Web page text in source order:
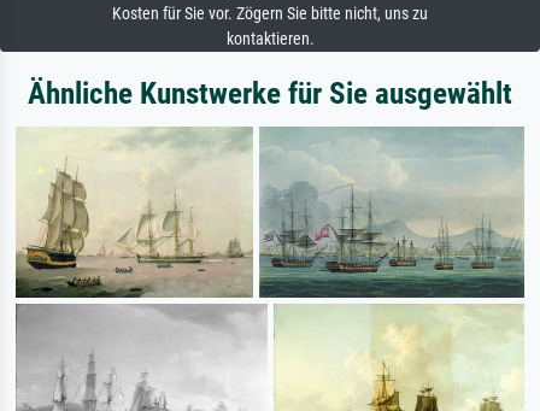
Kosten für Sie vor. Zögern Sie bitte nicht, uns zu
kontaktieren.
Ähnliche Kunstwerke für Sie ausgewählt